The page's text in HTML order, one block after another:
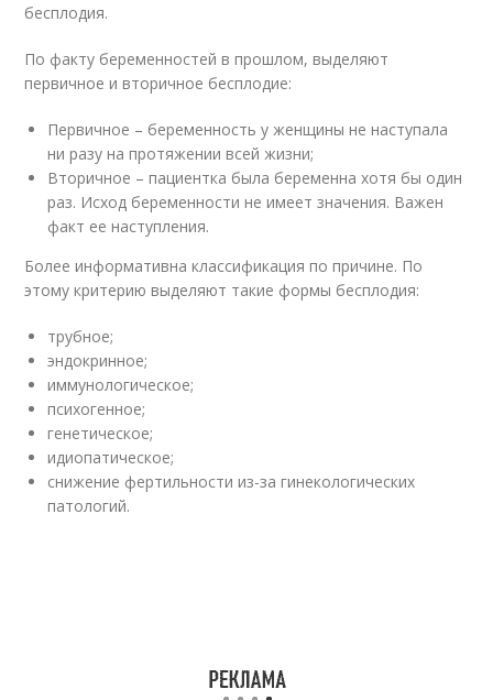
бесплодия.
По факту беременностей в прошлом, выделяют
первичное и вторичное бесплодие:
Первичное – беременность у женщины не наступала
ни разу на протяжении всей жизни;
Вторичное – пациентка была беременна хотя бы один
раз. Исход беременности не имеет значения. Важен
факт ее наступления.
Более информативна классификация по причине. По
этому критерию выделяют такие формы бесплодия:
трубное;
эндокринное;
иммунологическое;
психогенное;
генетическое;
идиопатическое;
снижение фертильности из-за гинекологических
патологий.